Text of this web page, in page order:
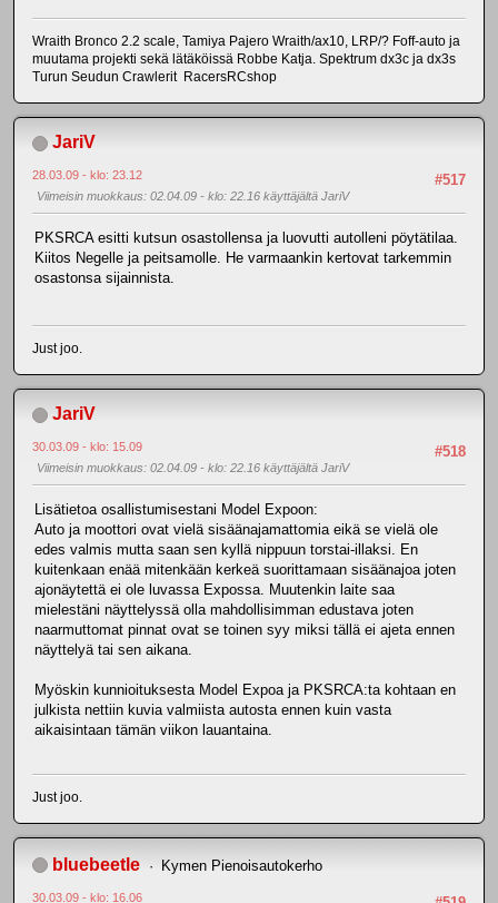
Wraith Bronco 2.2 scale, Tamiya Pajero Wraith/ax10, LRP/? Foff-auto ja
muutama projekti sekä lätäköissä Robbe Katja. Spektrum dx3c ja dx3s
Turun Seudun Crawlerit RacersRCshop
JariV
#517
28.03.09 - klo: 23.12
Viimeisin muokkaus: 02.04.09 - klo: 22.16 käyttäjältä JariV
PKSRCA esitti kutsun osastollensa ja luovutti autolleni pöytätilaa.
Kiitos Negelle ja peitsamolle. He varmaankin kertovat tarkemmin
osastonsa sijainnista.
Just joo.
JariV
#518
30.03.09 - klo: 15.09
Viimeisin muokkaus: 02.04.09 - klo: 22.16 käyttäjältä JariV
Lisätietoa osallistumisestani Model Expoon:
Auto ja moottori ovat vielä sisäänajamattomia eikä se vielä ole
edes valmis mutta saan sen kyllä nippuun torstai-illaksi. En
kuitenkaan enää mitenkään kerkeä suorittamaan sisäänajoa joten
ajonäytettä ei ole luvassa Expossa. Muutenkin laite saa
mielestäni näyttelyssä olla mahdollisimman edustava joten
naarmuttomat pinnat ovat se toinen syy miksi tällä ei ajeta ennen
näyttelyä tai sen aikana.
Myöskin kunnioituksesta Model Expoa ja PKSRCA:ta kohtaan en
julkista nettiin kuvia valmiista autosta ennen kuin vasta
aikaisintaan tämän viikon lauantaina.
Just joo.
bluebeetle Kymen Pienoisautokerho
30.03.09 - klo: 16.06